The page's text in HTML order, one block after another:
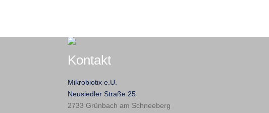
Kontakt
Mikrobiotix e.U.
Neusiedler Straße 25
2733 Grünbach am Schneeberg